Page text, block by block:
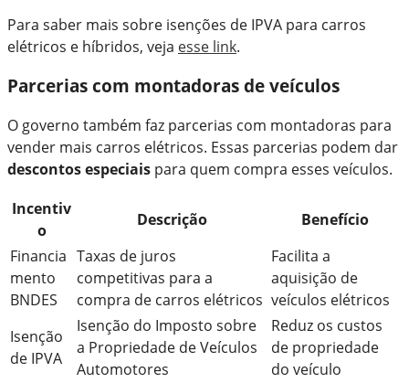
Para saber mais sobre isenções de IPVA para carros
elétricos e híbridos, veja esse link.
Parcerias com montadoras de veículos
O governo também faz parcerias com montadoras para
vender mais carros elétricos. Essas parcerias podem dar
descontos especiais para quem compra esses veículos.
Incentiv
o
Descrição
Benefício
Financia
mento
BNDES
Taxas de juros
competitivas para a
compra de carros elétricos
Facilita a
aquisição de
veículos elétricos
Isenção
de IPVA
Isenção do Imposto sobre
a Propriedade de Veículos
Automotores
Reduz os custos
de propriedade
do veículo